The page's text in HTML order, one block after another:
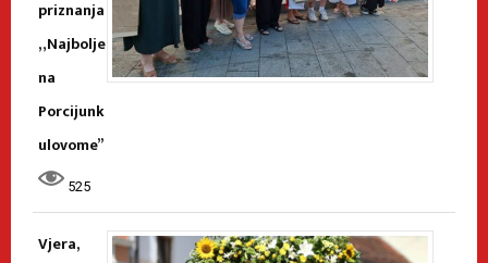
priznanja
„Najbolje
na
Porcijunk
ulovome”
525
Vjera,